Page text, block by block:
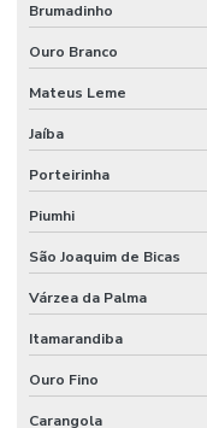
Brumadinho
Ouro Branco
Mateus Leme
Jaíba
Porteirinha
Piumhi
São Joaquim de Bicas
Várzea da Palma
Itamarandiba
Ouro Fino
Carangola